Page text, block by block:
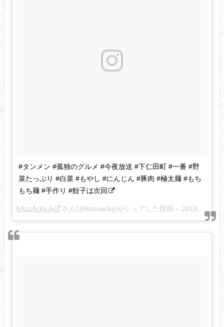
#タンメン #孤独のグルメ #今夜放送 #下仁田町 #一番 #野
菜たっぷり #白菜 #もやし #にんじん #豚肉 #極太麺 #もち
もち麺 #手作り #餃子は次回
kAzuAcky.A さん(@kazuacky)がシェアした投稿 – 2018年 4月月26日午後7時58分PDT